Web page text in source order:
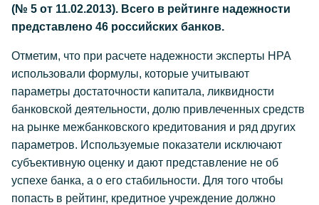
(№ 5 от 11.02.2013). Всего в рейтинге надежности
представлено 46 российских банков.
Отметим, что при расчете надежности эксперты НРА
использовали формулы, которые учитывают
параметры достаточности капитала, ликвидности
банковской деятельности, долю привлеченных средств
на рынке межбанковского кредитования и ряд других
параметров. Используемые показатели исключают
субъективную оценку и дают представление не об
успехе банка, а о его стабильности. Для того чтобы
попасть в рейтинг, кредитное учреждение должно